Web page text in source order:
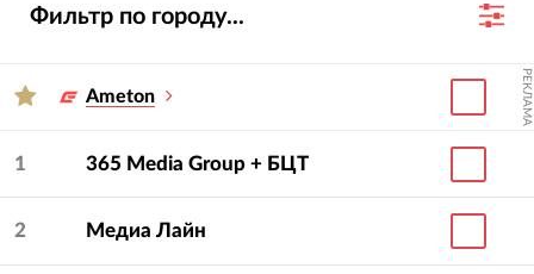
Фильтр по городу...
Ameton РЕКЛАМА
1 365 Media Group + БЦТ
2 Медиа Лайн